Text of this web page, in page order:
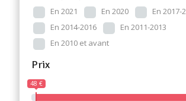
En 2021
En 2020
En 2017-
En 2014-2016
En 2011-2013
En 2010 et avant
Prix
48 €